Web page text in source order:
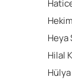
Heya
Hilal